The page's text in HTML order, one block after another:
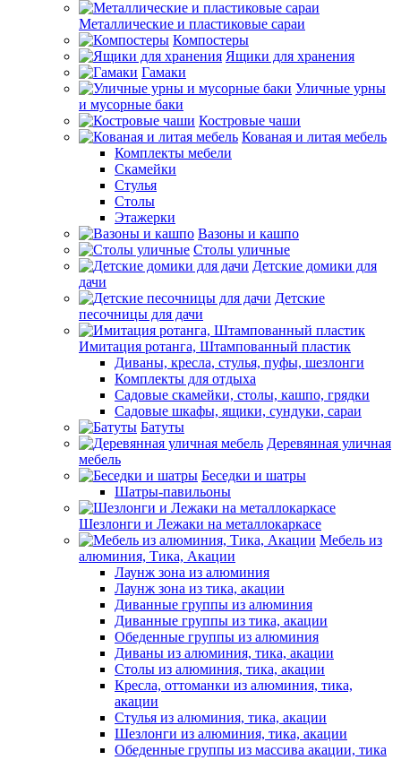
Металлические и пластиковые сараи
Компостеры
Ящики для хранения
Гамаки
Уличные урны
и мусорные баки
Костровые чаши
Кованая и литая мебель
Комплекты мебели
Скамейки
Стулья
Столы
Этажерки
Вазоны и кашпо
Столы уличные
Детские домики для
дачи
Детские
песочницы для дачи
Имитация ротанга, Штампованный пластик
Диваны, кресла, стулья, пуфы, шезлонги
Комплекты для отдыха
Садовые скамейки, столы, кашпо, грядки
Садовые шкафы, ящики, сундуки, сараи
Батуты
Деревянная уличная
мебель
Беседки и шатры
Шатры-павильоны
Шезлонги и Лежаки на металлокаркасе
Мебель из
алюминия, Тика, Акации
Лаунж зона из алюминия
Лаунж зона из тика, акации
Диванные группы из алюминия
Диванные группы из тика, акации
Обеденные группы из алюминия
Диваны из алюминия, тика, акации
Столы из алюминия, тика, акации
Кресла, оттоманки из алюминия, тика,
акации
Стулья из алюминия, тика, акации
Шезлонги из алюминия, тика, акации
Обеденные группы из массива акации, тика